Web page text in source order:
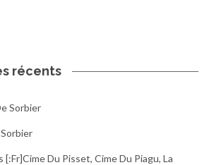
récents
Sorbier
[:fr]Cime Du Pisset, Cime Du Piagu, La